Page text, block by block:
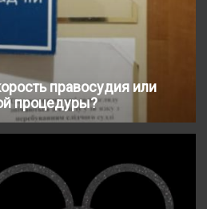
правосудия или
процедуры?